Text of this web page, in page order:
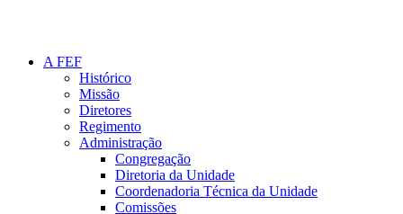
A FEF
Histórico
Missão
Diretores
Regimento
Administração
Congregação
Diretoria da Unidade
Coordenadoria Técnica da Unidade
Comissões